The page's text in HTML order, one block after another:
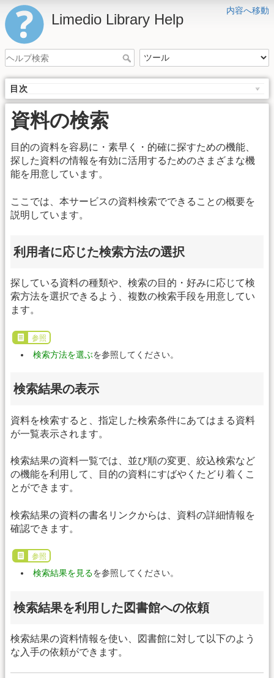
内容へ移動
Limedio Library Help
目次
資料の検索
目的の資料を容易に・素早く・的確に探すための機能、
探した資料の情報を有効に活用するためのさまざまな機
能を用意しています。
ここでは、本サービスの資料検索でできることの概要を
説明しています。
利用者に応じた検索方法の選択
探している資料の種類や、検索の目的・好みに応じて検
索方法を選択できるよう、複数の検索手段を用意してい
ます。
参照
検索方法を選ぶを参照してください。
検索結果の表示
資料を検索すると、指定した検索条件にあてはまる資料
が一覧表示されます。
検索結果の資料一覧では、並び順の変更、絞込検索など
の機能を利用して、目的の資料にすばやくたどり着くこ
とができます。
検索結果の資料の書名リンクからは、資料の詳細情報を
確認できます。
参照
検索結果を見るを参照してください。
検索結果を利用した図書館への依頼
検索結果の資料情報を使い、図書館に対して以下のよう
な入手の依頼ができます。